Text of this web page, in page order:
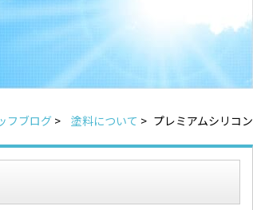
フブログ > 塗料について > プレミアムシリコン